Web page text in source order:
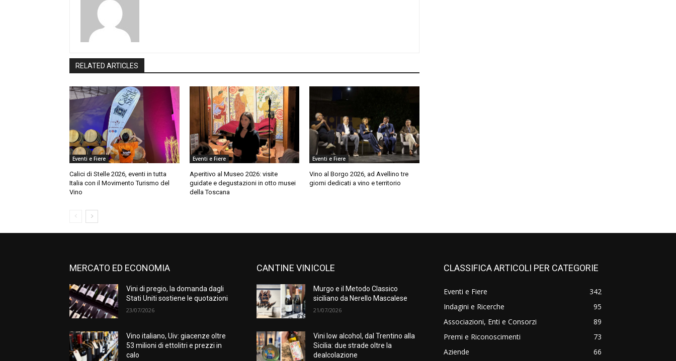
RELATED ARTICLES
Eventi e Fiere
Calici di Stelle 2026, eventi in tutta
Italia con il Movimento Turismo del
Vino
Eventi e Fiere
Aperitivo al Museo 2026: visite
guidate e degustazioni in otto musei
della Toscana
Eventi e Fiere
Vino al Borgo 2026, ad Avellino tre
giorni dedicati a vino e territorio
MERCATO ED ECONOMIA
Vini di pregio, la domanda dagli
Stati Uniti sostiene le quotazioni
23/07/2026
Vino italiano, Uiv: giacenze oltre
53 milioni di ettolitri e prezzi in
calo
CANTINE VINICOLE
Murgo e il Metodo Classico
siciliano da Nerello Mascalese
21/07/2026
Vini low alcohol, dal Trentino alla
Sicilia: due strade oltre la
dealcolazione
CLASSIFICA ARTICOLI PER CATEGORIE
Eventi e Fiere
342
Indagini e Ricerche
95
Associazioni, Enti e Consorzi
89
Premi e Riconoscimenti
73
Aziende
66